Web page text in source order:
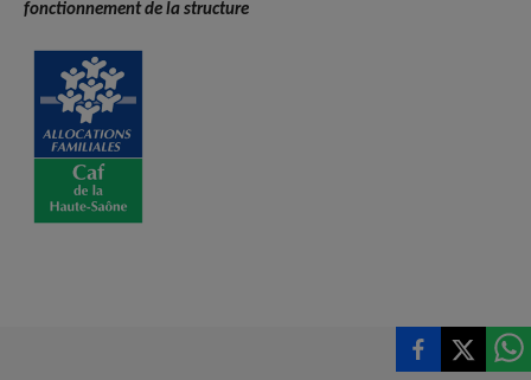
fonctionnement de la structure